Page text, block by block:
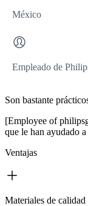
México
Empleado de
Son bastante
[Employee of
que le han ayudado
Ventajas
Materiales de